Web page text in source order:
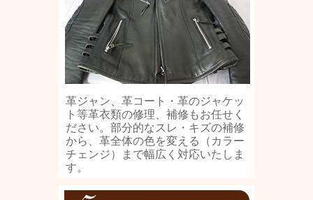
革ジャン、革コート・革のジャケッ
ト等革衣類の修理、補修もお任せく
ださい。部分的なスレ・キズの補修
から、革全体の色を変える（カラー
チェンジ）まで幅広く対応いたしま
す。